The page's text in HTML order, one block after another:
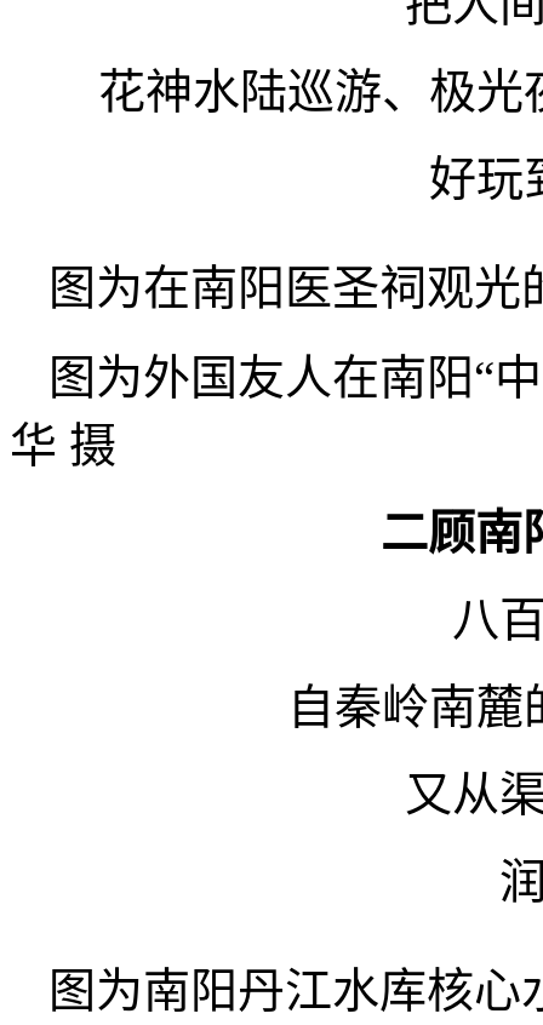
花神水陆巡游、极
好玩
图为在南阳医圣祠观
图为外国友人在南阳“
华 摄
二顾南
八
自秦岭南麓
又从
图为南阳丹江水库核